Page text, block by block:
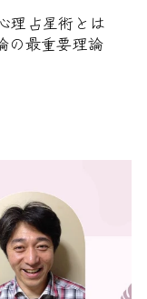
理占星術とは
の最重要理論